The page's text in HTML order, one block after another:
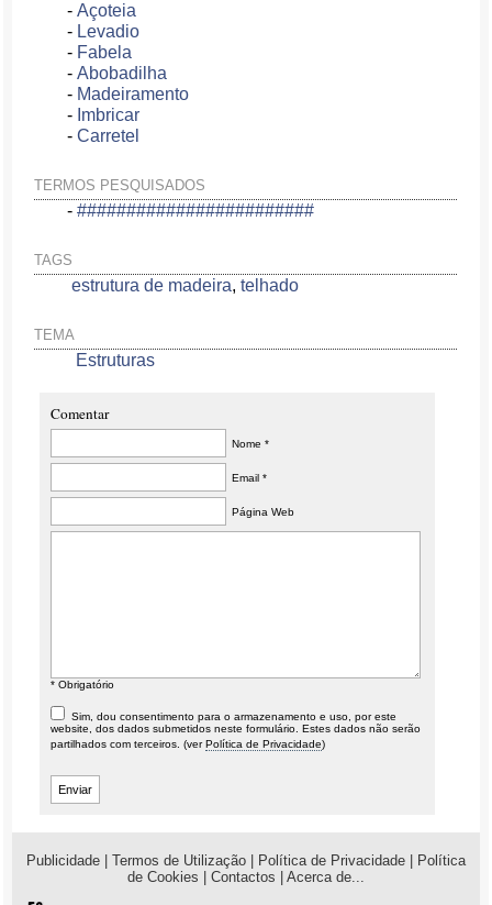
-Açoteia
- Levadio
- Fabela
-Abobadilha
- Madeiramento
- Imbricar
-Carretel
TERMOS PESQUISADOS
-########################
TAGS
estrutura de madeira,telhado
TEMA
Estruturas
Comentar
Nome *
Email *
Página Web
* Obrigatório
Sim, dou consentimento para o armazenamento e uso, por este
website, dos dados submetidos neste formulário. Estes dados não serão
partilhados com terceiros. (verPolítica de Privacidade)
Publicidade Termos de Utilização Política de Privacidade
Política
de Cookies
Contactos Acerca de...